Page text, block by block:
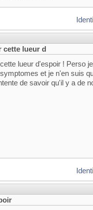
cette lueur d
lueur d'espoir ! Perso
et je n'en suis
de savoir qu'il y a de